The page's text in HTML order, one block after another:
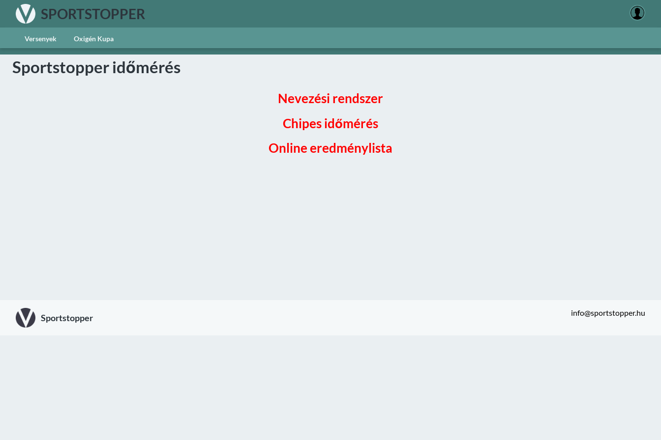
SPORTSTOPPER
Versenyek Oxigén Kupa
Sportstopper időmérés
Nevezési rendszer
Chipes időmérés
Online eredménylista
Sportstopper info@sportstopper.hu